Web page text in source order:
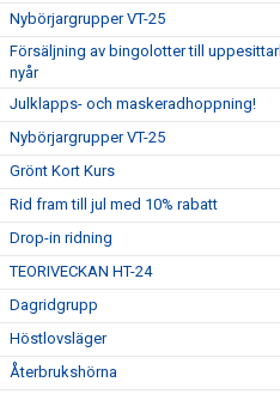
Nybörjargrupper VT-25
Försäljning av bingolotter till
nyår
Julklapps- och maskeradhoppning!
Nybörjargrupper VT-25
Grönt Kort Kurs
Rid fram till jul med 10% rabatt
Drop-in ridning
TEORIVECKAN HT-24
Dagridgrupp
Höstlovsläger
Återbrukshörna